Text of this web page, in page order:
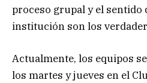
proceso grupal y el sentido
institución son los
Actualmente, los equipos
los martes y jueves en el